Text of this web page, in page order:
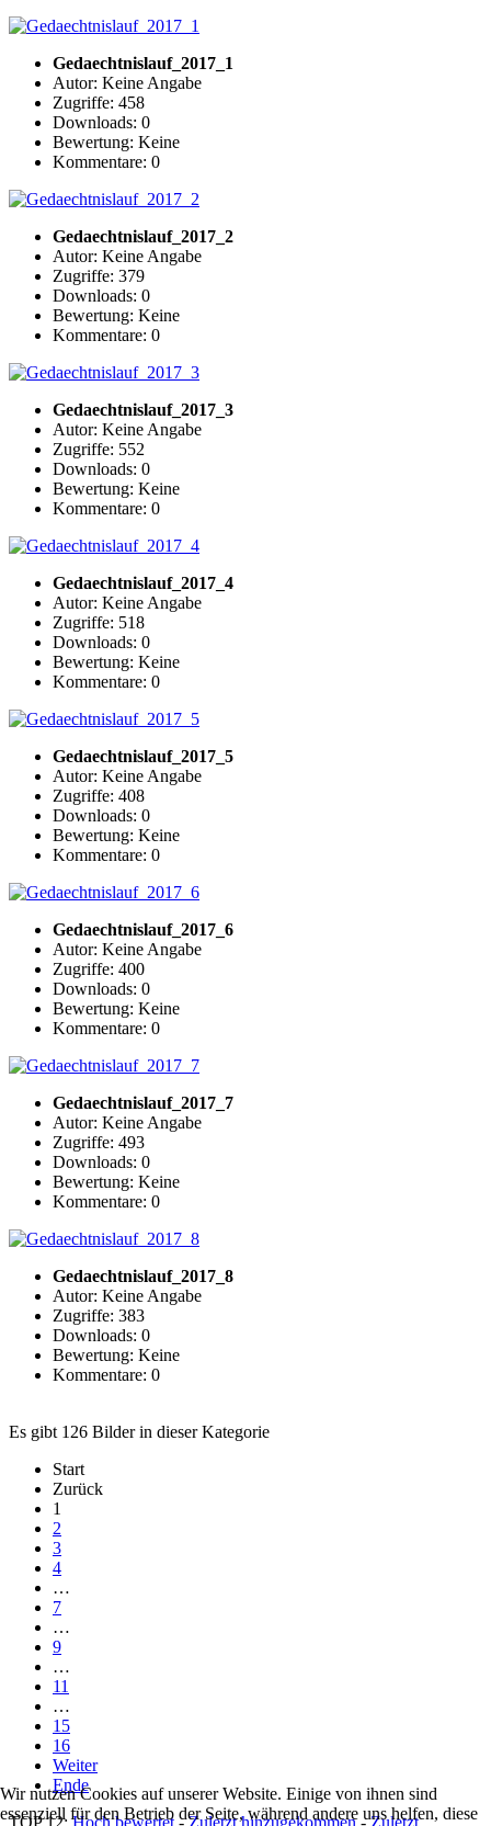
Gedaechtnislauf_2017_1
Autor: Keine Angabe
Zugriffe: 458
Downloads: 0
Bewertung: Keine
Kommentare: 0
Gedaechtnislauf_2017_2
Autor: Keine Angabe
Zugriffe: 379
Downloads: 0
Bewertung: Keine
Kommentare: 0
Gedaechtnislauf_2017_3
Autor: Keine Angabe
Zugriffe: 552
Downloads: 0
Bewertung: Keine
Kommentare: 0
Gedaechtnislauf_2017_4
Autor: Keine Angabe
Zugriffe: 518
Downloads: 0
Bewertung: Keine
Kommentare: 0
Gedaechtnislauf_2017_5
Autor: Keine Angabe
Zugriffe: 408
Downloads: 0
Bewertung: Keine
Kommentare: 0
Gedaechtnislauf_2017_6
Autor: Keine Angabe
Zugriffe: 400
Downloads: 0
Bewertung: Keine
Kommentare: 0
Gedaechtnislauf_2017_7
Autor: Keine Angabe
Zugriffe: 493
Downloads: 0
Bewertung: Keine
Kommentare: 0
Gedaechtnislauf_2017_8
Autor: Keine Angabe
Zugriffe: 383
Downloads: 0
Bewertung: Keine
Kommentare: 0
Es gibt 126 Bilder in dieser Kategorie
Start
Zurück
1
2
3
4
…
7
…
9
…
11
…
15
16
Weiter
Ende
Wir nutzen Cookies auf unserer Website. Einige von ihnen sind
essenziell für den Betrieb der Seite, während andere uns helfen, diese